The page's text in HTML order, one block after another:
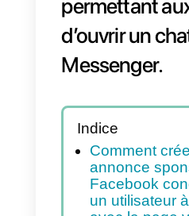
découvrir
étapes à
d’ouvrir un